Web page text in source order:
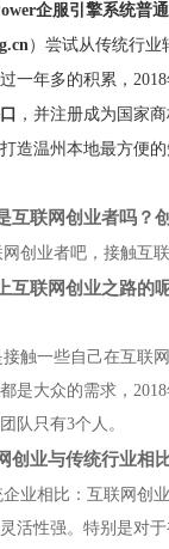
企服引擎系统普
）尝试从传统行业
一年多的积累，
，并注册成为国家
造温州本地最方便的
互联网创业者吗？
创业者吧，接触互联
互联网创业之路的
触一些自己在互联
是大众的需求，
队只有3个人。
创业与传统行业相
业相比：互联网创
活性强。特别是对